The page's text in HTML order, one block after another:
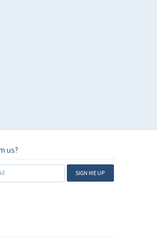
us?
SIGN ME UP